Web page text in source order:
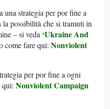
una strategia per por fine a
la possibilità che si tramuti in
– si veda ‘Ukraine And
come fare qui: Nonviolent
per por fine a ogni
qui: Nonviolent Campaign